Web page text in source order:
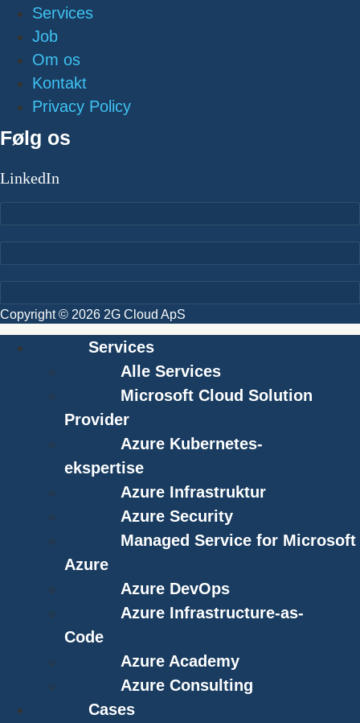
Services
Job
Om os
Kontakt
Privacy Policy
Følg os
LinkedIn
Copyright © 2026 2G Cloud ApS
Services
Alle Services
Microsoft Cloud Solution
Provider
Azure Kubernetes-
ekspertise
Azure Infrastruktur
Azure Security
Managed Service for Microsoft
Azure
Azure DevOps
Azure Infrastructure-as-
Code
Azure Academy
Azure Consulting
Cases